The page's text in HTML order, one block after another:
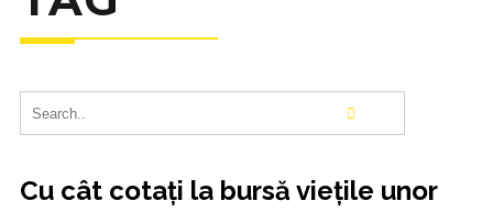
Cu cât cotați la bursă viețile unor